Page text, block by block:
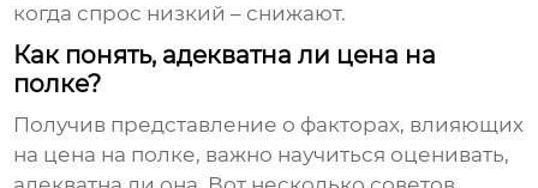
когда спрос низкий – снижают.
Как понять, адекватна ли цена на
полке?
Получив представление о факторах, влияющих
на цена на полке, важно научиться оценивать,